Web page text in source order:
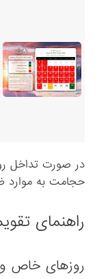
در صورت تداخل
حجامت به
راهنمای
روزهای خاص